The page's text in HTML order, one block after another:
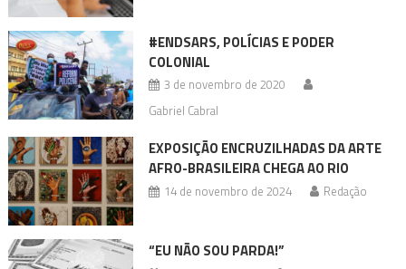
#ENDSARS, POLÍCIAS E PODER
COLONIAL
3 de novembro de 2020
Gabriel Cabral
EXPOSIÇÃO ENCRUZILHADAS DA ARTE
AFRO-BRASILEIRA CHEGA AO RIO
14 de novembro de 2024 Redação
“EU NÃO SOU PARDA!”